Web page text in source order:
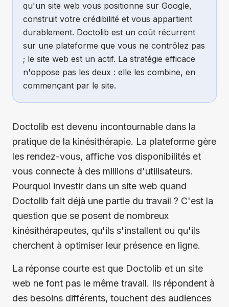
qu'un site web vous positionne sur Google,
construit votre crédibilité et vous appartient
durablement. Doctolib est un coût récurrent
sur une plateforme que vous ne contrôlez pas
; le site web est un actif. La stratégie efficace
n'oppose pas les deux : elle les combine, en
commençant par le site.
Doctolib est devenu incontournable dans la
pratique de la kinésithérapie. La plateforme gère
les rendez-vous, affiche vos disponibilités et
vous connecte à des millions d'utilisateurs.
Pourquoi investir dans un site web quand
Doctolib fait déjà une partie du travail ? C'est la
question que se posent de nombreux
kinésithérapeutes, qu'ils s'installent ou qu'ils
cherchent à optimiser leur présence en ligne.
La réponse courte est que Doctolib et un site
web ne font pas le même travail. Ils répondent à
des besoins différents, touchent des audiences